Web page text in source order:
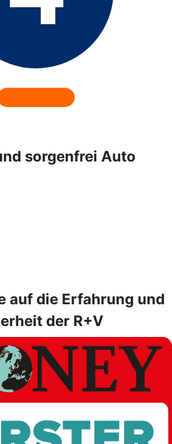
sorgenfrei Auto
auf die Erfahrung und
der R+V